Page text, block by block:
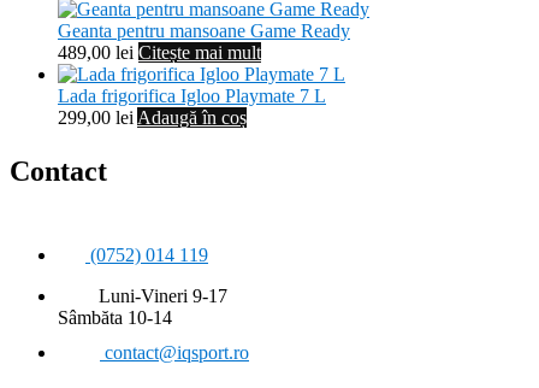
Geanta pentru mansoane Game Ready
489,00 lei Citește mai mult
Lada frigorifica Igloo Playmate 7 L
299,00 leiAdaugă în coș
Contact
(0752) 014 119
Luni-Vineri 9-17
Sâmbăta 10-14
contact@iqsport.ro